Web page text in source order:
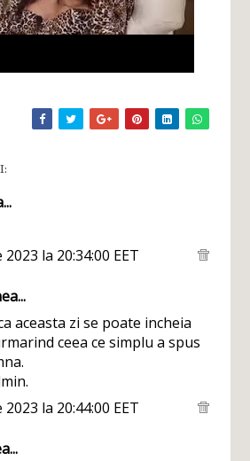
la 20:34:00 EET
aceasta zi se poate incheia
ceea ce simplu a spus
la 20:44:00 EET